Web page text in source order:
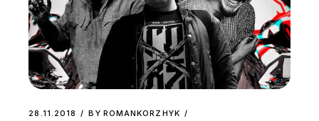
28.11.2018 BY ROMANKORZHYK